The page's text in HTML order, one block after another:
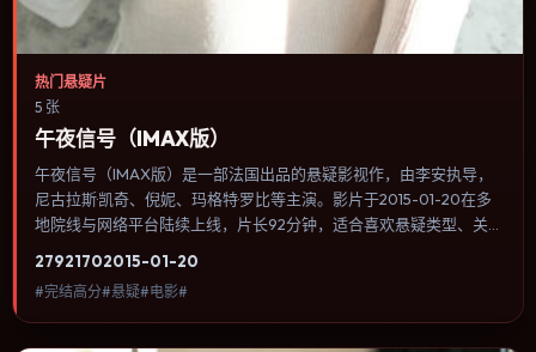
热门悬疑片
5 张
午夜信号（IMAX版）
午夜信号（IMAX版）是一部法国出品的悬疑影视作，由李安执导，
尼古拉斯·凯奇、倪妮、玛格特·罗比等主演。影片于2015-01-20在多
地院线与网络平台陆续上线，片长92分钟，适合喜欢悬疑类型、关注
进，节奏与视听语言统一，可作为休闲观影或类型片补片的选择。
27921702015-01-20
#完结高分#悬疑#电影#